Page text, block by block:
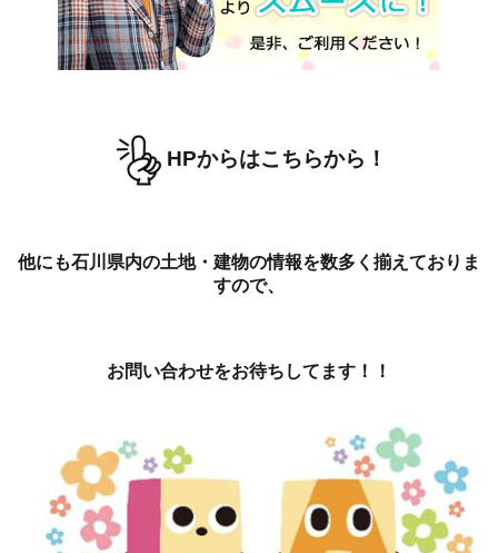
HPからはこちらから！
他にも石川県内の土地・建物の情報を数多く揃えておりま
すので、
お問い合わせをお待ちしてます！！